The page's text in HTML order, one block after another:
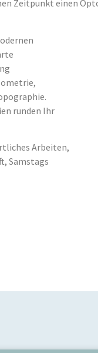
Zeitpunkt einen
runden Ihr
Arbeiten,
Samstags